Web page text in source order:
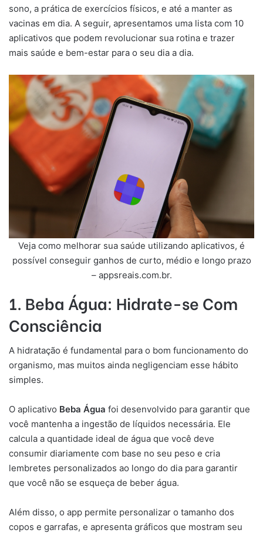
sono, a prática de exercícios físicos, e até a manter as
vacinas em dia. A seguir, apresentamos uma lista com 10
aplicativos que podem revolucionar sua rotina e trazer
mais saúde e bem-estar para o seu dia a dia.
Veja como melhorar sua saúde utilizando aplicativos, é
possível conseguir ganhos de curto, médio e longo prazo
– appsreais.com.br.
1. Beba Água: Hidrate-se Com
Consciência
A hidratação é fundamental para o bom funcionamento do
organismo, mas muitos ainda negligenciam esse hábito
simples.
O aplicativo Beba Água foi desenvolvido para garantir que
você mantenha a ingestão de líquidos necessária. Ele
calcula a quantidade ideal de água que você deve
consumir diariamente com base no seu peso e cria
lembretes personalizados ao longo do dia para garantir
que você não se esqueça de beber água.
Além disso, o app permite personalizar o tamanho dos
copos e garrafas, e apresenta gráficos que mostram seu